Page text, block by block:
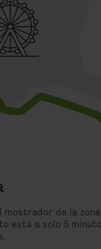
de la
está a solo 5